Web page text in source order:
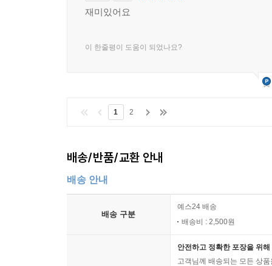
재미있어요
이 한줄평이 도움이 되었나요?
1 2
배송/반품/교환 안내
배송 안내
배송 구분
예스24 배송
배송비 : 2,500원
안전하고 정확한 포장을 위
고객님께 배송되는 모든 상